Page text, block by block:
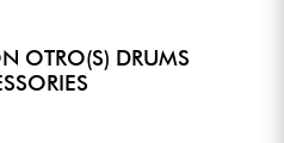
OTRO(S) DRUMS